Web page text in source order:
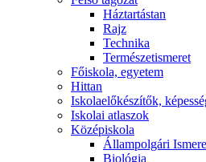
Háztartástan
Rajz
Technika
Természetismeret
Főiskola, egyetem
Hittan
Iskolaelőkészítők,
Iskolai atlaszok
Középiskola
Állampolgári
Biológia